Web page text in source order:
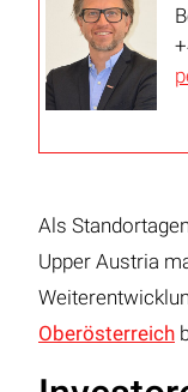
Als
Upper Austria
Oberösterreich